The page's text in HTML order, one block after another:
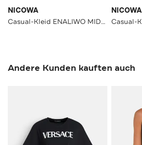
NICOWA
Casual-Kleid ENALIWO MIDNIGHT BLUE
NICOWA
Andere Kunden kauften auch